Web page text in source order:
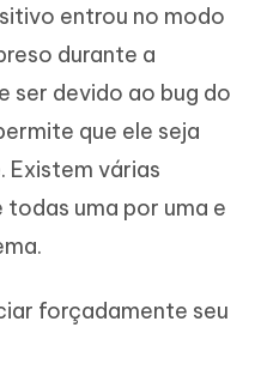
entrou no modo
durante a
ser devido ao bug do
que ele seja
Existem várias
uma por uma e
forçadamente seu